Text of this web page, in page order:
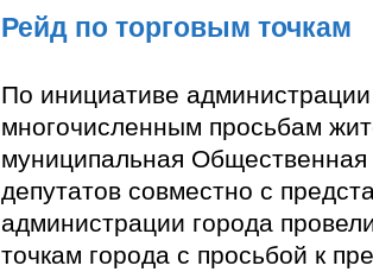
Рейд по торговым точкам
По инициативе
многочисленным просьбам
муниципальная Общественная
депутатов совместно с
администрации города
точкам города с просьбой к